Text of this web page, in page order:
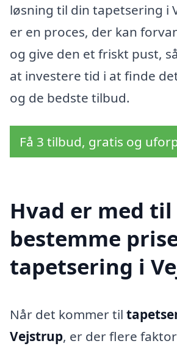
løsning til din tapetsering i
er en proces, der kan
og give den et friskt pust,
at investere tid i at finde
og de bedste tilbud.
Få 3 tilbud, gratis og
Hvad er med
bestemme
tapetsering i
Når det kommer til
Vejstrup, er der flere